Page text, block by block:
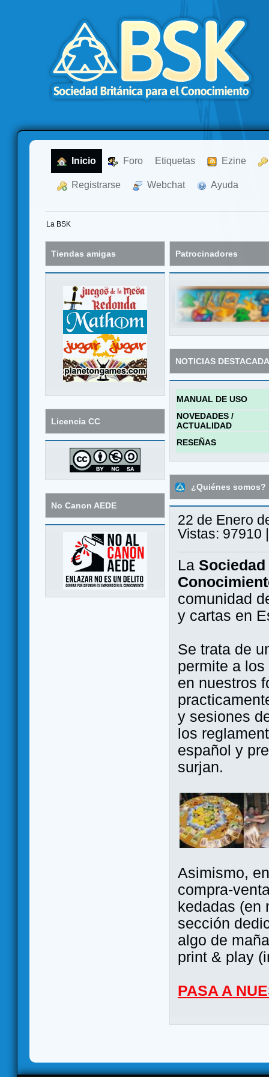
Inicio Foro Etiquetas Ezine
Registrarse Webchat Ayuda
La BSK
Tiendas amigas
Licencia CC
No Canon AEDE
Patrocinadores
NOTICIAS
MANUAL DE USO
NOVEDADES /
ACTUALIDAD
RESEÑAS
¿Quiénes somos?
22 de Enero
Vistas: 97910
La
comunidad
y cartas en
Se trata de
permite a
en nuestros
y sesiones
los
español y
surjan.
Asimismo,
compra-
kedadas (en
sección
algo de
print & play
PASA A